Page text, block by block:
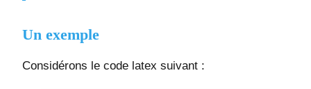
Un exemple
Considérons le code latex suivant :